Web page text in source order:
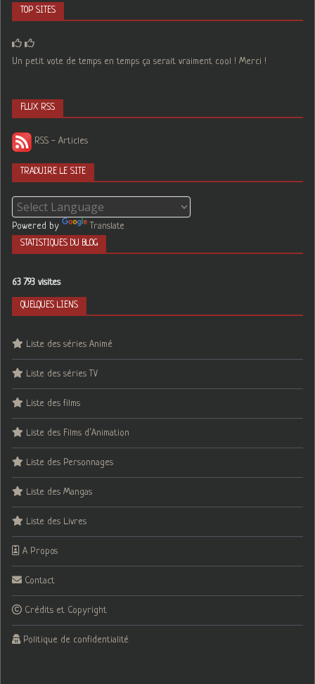
TOP SITES
Un petit vote de temps en temps ça serait vraiment cool ! Merci !
FLUX RSS
RSS - Articles
TRADUIRE LE SITE
Powered by Translate
STATISTIQUES DU BLOG
63 793 visites
QUELQUES LIENS
Liste des séries Animé
Liste des séries TV
Liste des films
Liste des Films d’Animation
Liste des Personnages
Liste des Mangas
Liste des Livres
A Propos
Contact
Crédits et Copyright
Politique de confidentialité